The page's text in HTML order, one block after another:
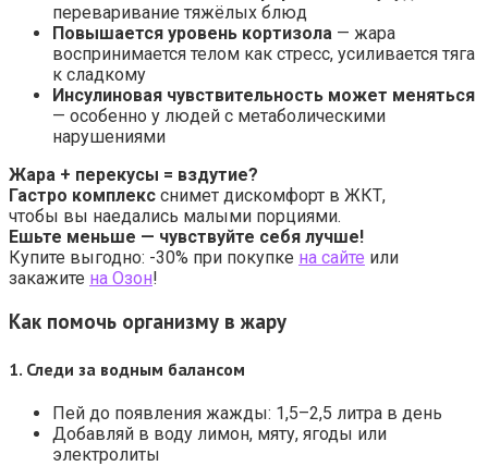
переваривание тяжёлых блюд
Повышается уровень кортизола — жара
воспринимается телом как стресс, усиливается тяга
к сладкому
Инсулиновая чувствительность может меняться
— особенно у людей с метаболическими
нарушениями
Жара + перекусы = вздутие?
Гастро комплекс снимет дискомфорт в ЖКТ,
чтобы вы наедались малыми порциями.
Ешьте меньше — чувствуйте себя лучше!
Купите выгодно: -30% при покупке на сайте или
закажите на Озон!
Как помочь организму в жару
1. Следи за водным балансом
Пей до появления жажды: 1,5–2,5 литра в день
Добавляй в воду лимон, мяту, ягоды или
электролиты